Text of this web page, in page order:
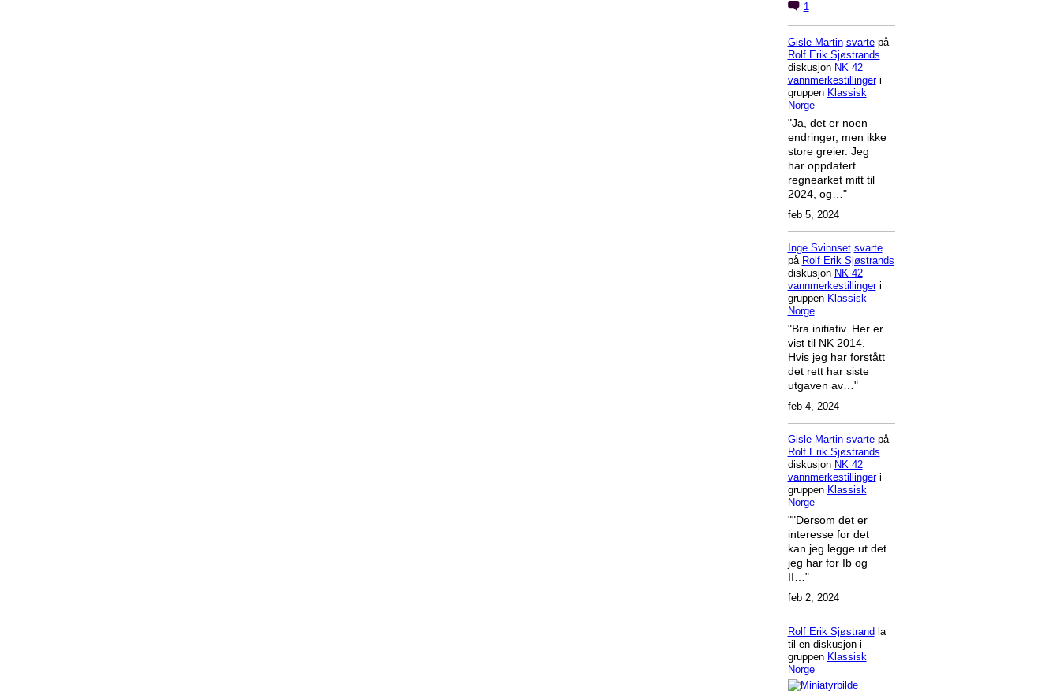
1
Gisle Martin svartepå
Rolf Erik Sjøstrands
diskusjon NK 42
vannmerkestillingeri
gruppen Klassisk
Norge
"Ja, det er noen
endringer, men ikke
store greier. Jeg
har oppdatert
regnearket mitt til
2024, og…"
feb 5, 2024
Inge Svinnset svarte
på Rolf Erik Sjøstrands
diskusjon NK 42
vannmerkestillingeri
gruppen Klassisk
Norge
"Bra initiativ. Her er
vist til NK 2014.
Hvis jeg har forstått
det rett har siste
utgaven av…"
feb 4, 2024
Gisle Martin svartepå
Rolf Erik Sjøstrands
diskusjon NK 42
vannmerkestillingeri
gruppen Klassisk
Norge
""Dersom det er
interesse for det
kan jeg legge ut det
jeg har for Ib og
II…"
feb 2, 2024
Rolf Erik Sjøstrand la
til en diskusjon i
gruppen Klassisk
Norge